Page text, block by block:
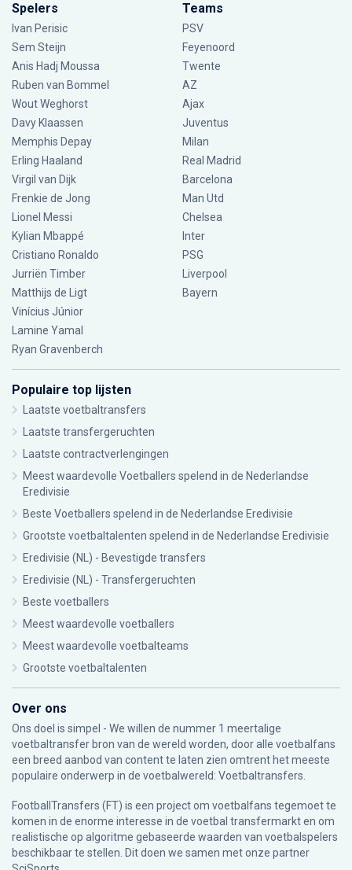
Spelers
Ivan Perisic
Sem Steijn
Anis Hadj Moussa
Ruben van Bommel
Wout Weghorst
Davy Klaassen
Memphis Depay
Erling Haaland
Virgil van Dijk
Frenkie de Jong
Lionel Messi
Kylian Mbappé
Cristiano Ronaldo
Jurriën Timber
Matthijs de Ligt
Vinícius Júnior
Lamine Yamal
Ryan Gravenberch
Teams
PSV
Feyenoord
Twente
AZ
Ajax
Juventus
Milan
Real Madrid
Barcelona
Man Utd
Chelsea
Inter
PSG
Liverpool
Bayern
Populaire top lijsten
Laatste voetbaltransfers
Laatste transfergeruchten
Laatste contractverlengingen
Meest waardevolle Voetballers spelend in de Nederlandse
Eredivisie
Beste Voetballers spelend in de Nederlandse Eredivisie
Grootste voetbaltalenten spelend in de Nederlandse Eredivisie
Eredivisie (NL) - Bevestigde transfers
Eredivisie (NL) - Transfergeruchten
Beste voetballers
Meest waardevolle voetballers
Meest waardevolle voetbalteams
Grootste voetbaltalenten
Over ons
Ons doel is simpel - We willen de nummer 1 meertalige
voetbaltransfer bron van de wereld worden, door alle voetbalfans
een breed aanbod van content te laten zien omtrent het meeste
populaire onderwerp in de voetbalwereld: Voetbaltransfers.
FootballTransfers (FT) is een project om voetbalfans tegemoet te
komen in de enorme interesse in de voetbal transfermarkt en om
realistische op algoritme gebaseerde waarden van voetbalspelers
beschikbaar te stellen. Dit doen we samen met onze partner